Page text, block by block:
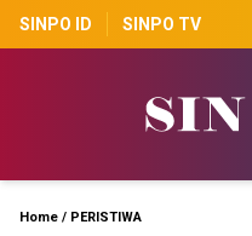
SINPO ID SINPO TV
Home / PERISTIWA